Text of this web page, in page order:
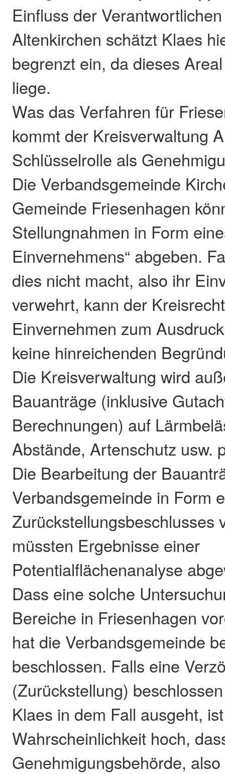
Einfluss der
Altenkirchen schätzt Klaes
begrenzt ein, da dieses
liege.
Was das Verfahren für
kommt der Kreisverwaltung
Schlüsselrolle als
Die Verbandsgemeinde
Gemeinde Friesenhagen
Stellungnahmen in Form
Einvernehmens“ abgeben.
dies nicht macht, also ihr
verwehrt, kann der
Einvernehmen zum
keine hinreichenden
Die Kreisverwaltung wird
Bauanträge (inklusive
Berechnungen) auf
Abstände, Artenschutz usw.
Die Bearbeitung der
Verbandsgemeinde in Form
Zurückstellungsbeschlusses
müssten Ergebnisse einer
Potentialflächenanalyse
Dass eine solche
Bereiche in Friesenhagen
hat die Verbandsgemeinde
beschlossen. Falls eine
(Zurückstellung)
Klaes in dem Fall ausgeht,
Wahrscheinlichkeit hoch,
Genehmigungsbehörde,